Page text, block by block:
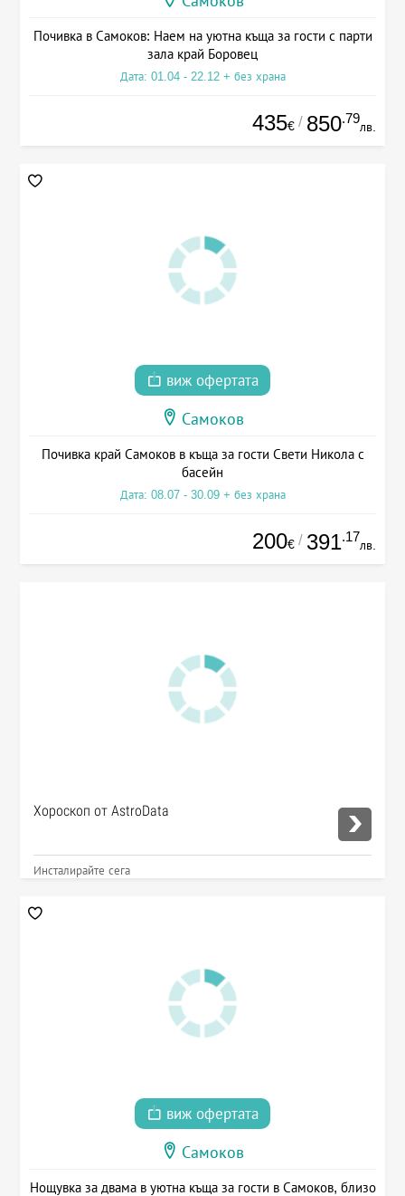
Почивка в Самоков: Наем на уютна къща за гости с парти
зала край Боровец
Дата: 01.04 - 22.12 + без храна
435€ / 850.79
лв.
виж офертата
Самоков
Почивка край Самоков в къща за гости Свети Никола с
басейн
Дата: 08.07 - 30.09 + без храна
200€ / 391.17
лв.
Хороскоп от AstroData
Инсталирайте сега
виж офертата
Самоков
Нощувка за двама в уютна къща за гости в Самоков, близо